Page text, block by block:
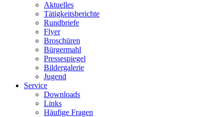
Aktuelles
Tätigkeitsberichte
Rundbriefe
Flyer
Broschüren
Bürgermahl
Pressespiegel
Bildergalerie
Jugend
Service
Downloads
Links
Häufige Fragen